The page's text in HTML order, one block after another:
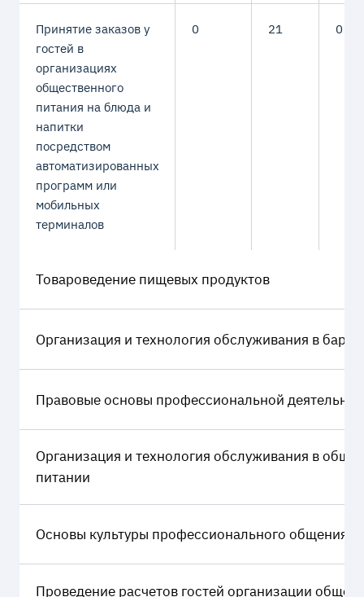
Принятие заказов у
гостей в
организациях
общественного
питания на блюда и
напитки
посредством
автоматизированных
программ или
мобильных
терминалов
0 21 0
Товароведение пищевых продуктов
Организация и технология обслуживания в
Правовые основы профессиональной
Организация и технология обслуживания в
питании
Основы культуры профессионального общения
Проведение расчетов гостей организации